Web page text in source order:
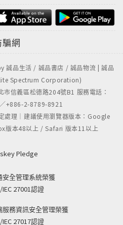
妙絕倫，連則天女皇都歎為
〉風行天下，大放異彩。
迫退位，上官婉兒卻以一幅
用紅色絲線繡了一個「心」
帕送給了新皇帝，為自己開
」的841字〈璇璣圖〉也漸
去的，還有隱藏在〈璇璣
的神秘力量……
網
誠品生活 / 誠品書店 / 誠品物流 | 誠品
Spectrum Corporation)
信義區松德路204號B1 服務電話：
+886-2-8789-8921
處理｜建議使用瀏覽器版本：Google
版本48以上 / Safari 版本11以上
Pledge
安全管理系統榮獲
IEC 27001認證
服務資訊安全管理榮獲
IEC 27017認證